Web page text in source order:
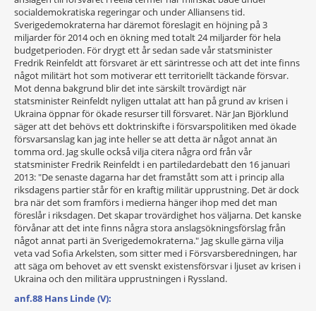
socialdemokratiska regeringar och under Alliansens tid.
Sverigedemokraterna har däremot föreslagit en höjning på 3
miljarder för 2014 och en ökning med totalt 24 miljarder för hela
budgetperioden. För drygt ett år sedan sade vår statsminister
Fredrik Reinfeldt att försvaret är ett särintresse och att det inte finns
något militärt hot som motiverar ett territoriellt täckande försvar.
Mot denna bakgrund blir det inte särskilt trovärdigt när
statsminister Reinfeldt nyligen uttalat att han på grund av krisen i
Ukraina öppnar för ökade resurser till försvaret. När Jan Björklund
säger att det behövs ett doktrinskifte i försvarspolitiken med ökade
försvarsanslag kan jag inte heller se att detta är något annat än
tomma ord. Jag skulle också vilja citera några ord från vår
statsminister Fredrik Reinfeldt i en partiledardebatt den 16 januari
2013: "De senaste dagarna har det framstått som att i princip alla
riksdagens partier står för en kraftig militär upprustning. Det är dock
bra när det som framförs i medierna hänger ihop med det man
föreslår i riksdagen. Det skapar trovärdighet hos väljarna. Det kanske
förvånar att det inte finns några stora anslagsökningsförslag från
något annat parti än Sverigedemokraterna." Jag skulle gärna vilja
veta vad Sofia Arkelsten, som sitter med i Försvarsberedningen, har
att säga om behovet av ett svenskt existensförsvar i ljuset av krisen i
Ukraina och den militära upprustningen i Ryssland.
anf.88 Hans Linde (V):